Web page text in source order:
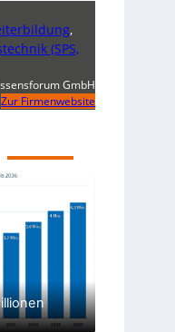
,
(SPS,
GmbH
Zur Firmenwebsite